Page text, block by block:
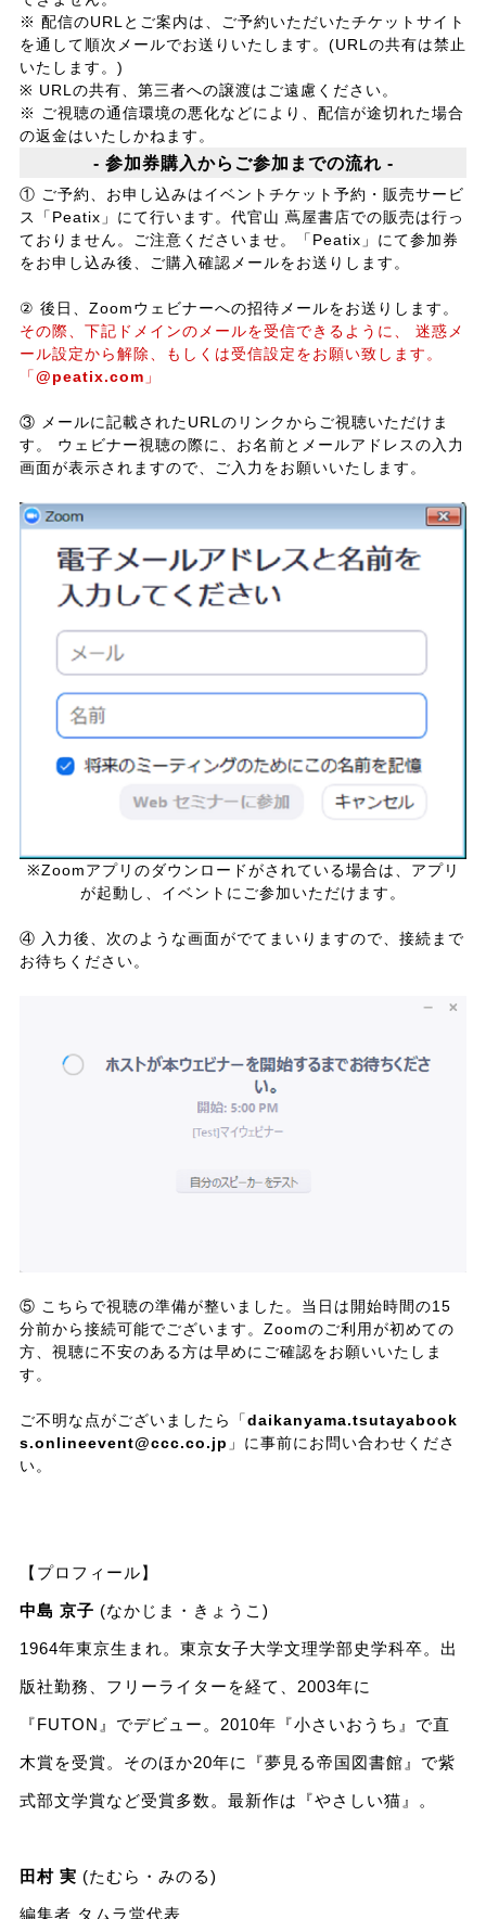
※ 配信のURLとご案内は、ご予約いただいたチケットサイト
を通して順次メールでお送りいたします。(URLの共有は禁止
いたします。)
※ URLの共有、第三者への譲渡はご遠慮ください。
※ ご視聴の通信環境の悪化などにより、配信が途切れた場合
の返金はいたしかねます。
- 参加券購入からご参加までの流れ -
① ご予約、お申し込みはイベントチケット予約・販売サービ
ス「Peatix」にて行います。代官山 蔦屋書店での販売は行っ
ておりません。ご注意くださいませ。「Peatix」にて参加券
をお申し込み後、ご購入確認メールをお送りします。
② 後日、Zoomウェビナーへの招待メールをお送りします。
その際、下記ドメインのメールを受信できるように、 迷惑メ
ール設定から解除、もしくは受信設定をお願い致します。
「@peatix.com 」
③ メールに記載されたURLのリンクからご視聴いただけま
す。 ウェビナー視聴の際に、お名前とメールアドレスの入力
画面が表示されますので、ご入力をお願いいたします。
※Zoomアプリのダウンロードがされている場合は、アプリ
が起動し、イベントにご参加いただけます。
④ 入力後、次のような画面がでてまいりますので、接続まで
お待ちください。
⑤ こちらで視聴の準備が整いました。当日は開始時間の15
分前から接続可能でございます。Zoomのご利用が初めての
方、視聴に不安のある方は早めにご確認をお願いいたしま
す。
ご不明な点がございましたら「daikanyama.tsutayabook
s.onlineevent@ccc.co.jp 」に事前にお問い合わせくださ
い。
【プロフィール】
中島 京子 (なかじま・きょうこ)
1964年東京生まれ。東京女子大学文理学部史学科卒。出
版社勤務、フリーライターを経て、2003年に
『FUTON』でデビュー。2010年『小さいおうち』で直
木賞を受賞。そのほか20年に『夢見る帝国図書館』で紫
式部文学賞など受賞多数。最新作は『やさしい猫』。
田村 実 (たむら・みのる)
編集者 タムラ堂代表